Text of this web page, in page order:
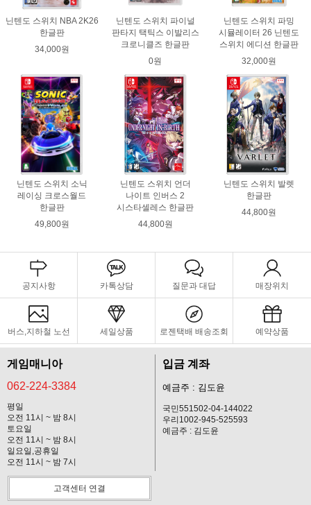
닌텐도 스위치 NBA 2K26
한글판
34,000원
닌텐도 스위치 파이널
판타지 택틱스 이발리스
크로니클즈 한글판
0원
닌텐도 스위치 파밍
시뮬레이터 26 닌텐도
스위치 에디션 한글판
32,000원
닌텐도 스위치 소닉
레이싱 크로스월드
한글판
49,800원
닌텐도 스위치 언더
나이트 인버스 2
시스타셀레스 한글판
44,800원
닌텐도 스위치 발렛
한글판
44,800원
공지사항 카톡상담 질문과 대답 매장위치
버스,지하철 노선 세일상품 로젠택배 배송조회 예약상품
게임매니아
062-224-3384
평일
오전 11시 ~ 밤 8시
토요일
오전 11시 ~ 밤 8시
일요일,공휴일
오전 11시 ~ 밤 7시
입금 계좌
예금주 : 김도윤
국민551502-04-144022
우리1002-945-525593
예금주 : 김도윤
고객센터 연결